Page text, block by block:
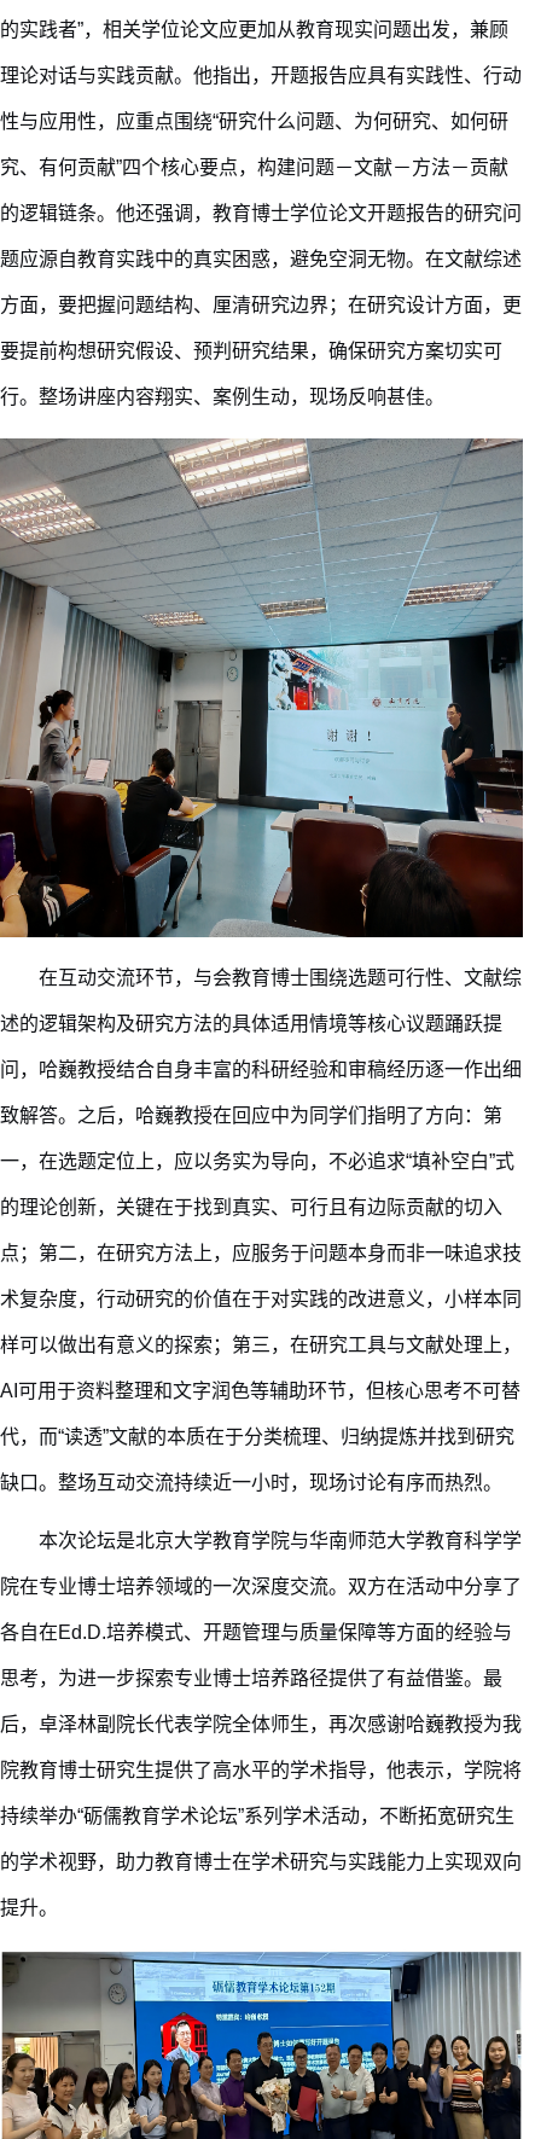
的实践者”， 相关学位论文应更加从教育现实问题出发，兼顾
理论对话与实践贡献。他指出，开题报告应具有实践性、行动
性与应用性，应重点 围绕“研究什么问题、为何研究、如何研
究、有何贡献”四个核心要点，构建问题－文献－方法－贡献
的逻辑链条。他还强调 ，教育博士学位论文开题报告的研究问
题应源自教育实践中的真实困惑，避免空洞无物。在文献综述
方面，要把握问题结构、厘清研究边界；在研究设计方面， 更
要提前构想研究假设、预判研究结果，确保研究方案切实可
行。整场讲座内容翔实、案例生动，现场反响甚佳。
在互动交流环节，与会教育博士围绕选题可行性、文献综
述的逻辑架构及研究方法的具体适用情境等核心议题踊跃提
问，哈巍教授结合自身丰富的科研经验和审稿经历逐一作出细
致解答。 之后， 哈巍教授在回应中为同学们 指明了方向：第
一，在选题定位上，应以务实为导向，不必追求“填补空白”式
的理论创新，关键在于找到真实、可行且有边际贡献的切入
点；第二，在研究方法上，应服务于问题本身而非一味追求技
术复杂度，行动研究的价值在于对实践的改进意义，小样本同
样可以做出有意义的探索；第三，在研究工具与文献处理上，
AI可用于资料整理和文字润色等辅助环节，但核心思考不可替
代，而“读透”文献的本质在于分类梳理、归纳提炼并找到研究
缺口。整场互动交流持续近一小时，现场讨论有序而热烈。
本次论坛是北京大学教育学院与华南师范大学教育科学学
院在专业博士培养领域的一次深度交流。双方在活动中分享了
各自在Ed.D.培养模式、开题管理与质量保障等方面的经验与
思考，为进一步探索专业博士培养路径提供了有益借鉴。 最
后， 卓泽林副院长代表学院全体师生，再次感谢哈巍教授为我
院教育博士研究生提供了高水平的学术指导，他表示，学院将
持续举办“砺儒教育学术论坛”系列学术活动，不断拓宽研究生
的学术视野，助力教育博士在学术研究与实践能力上实现双向
提升。